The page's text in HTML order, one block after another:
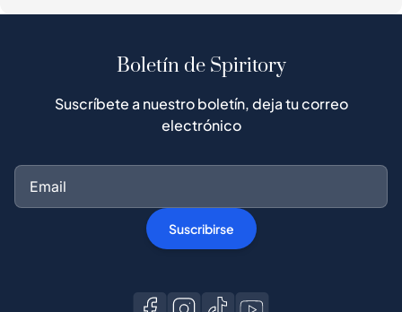
Boletín de Spiritory
Suscríbete a nuestro boletín, deja tu correo
electrónico
Suscribirse